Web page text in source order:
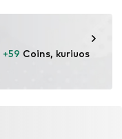
+59 Coins, kuriuos